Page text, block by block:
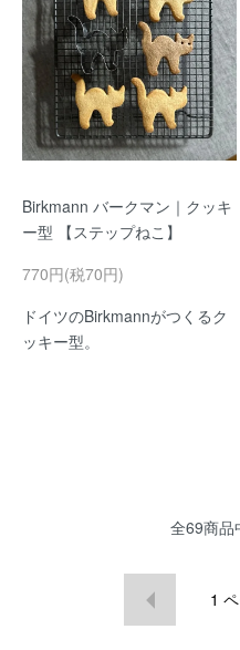
Birkmann バークマン｜クッキ
ー型 【ステップねこ】
770円(税70円)
ドイツのBirkmannがつくるク
ッキー型。
全69商品
1